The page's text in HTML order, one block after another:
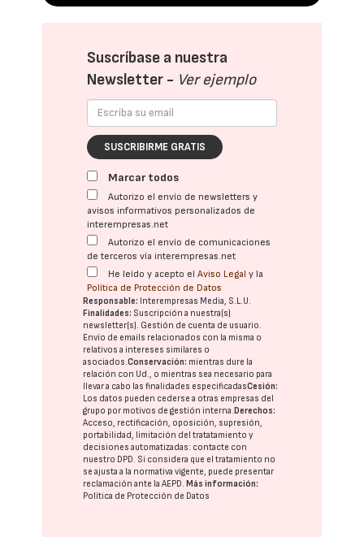
Suscríbase a nuestra
Newsletter - Ver ejemplo
SUSCRIBIRME GRATIS
Marcar todos
Autorizo el envío de newsletters y
avisos informativos personalizados de
interempresas.net
Autorizo el envío de comunicaciones
de terceros vía interempresas.net
He leído y acepto elAviso Legal y la
Política de Protección de Datos
Responsable: Interempresas Media, S.L.U.
Finalidades: Suscripción a nuestra(s)
newsletter(s). Gestión de cuenta de usuario.
Envío de emails relacionados con la misma o
relativos a intereses similares o
asociados.Conservación: mientras dure la
relación con Ud., o mientras sea necesario para
llevar a cabo las finalidades especificadasCesión:
Los datos pueden cederse a otras empresas del
grupo por motivos de gestión interna.Derechos:
Acceso, rectificación, oposición, supresión,
portabilidad, limitación del tratatamiento y
decisiones automatizadas: contacte con
nuestro DPD. Si considera que el tratamiento no
se ajusta a la normativa vigente, puede presentar
reclamación ante laAEPD.Más información:
Política de Protección de Datos